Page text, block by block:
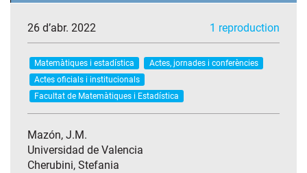
26 d’abr. 2022 1 reproduction
Matemàtiques i estadística
Actes, jornades i conferències
Actes oficials i institucionals
Facultat de Matemàtiques i Estadística
Mazón, J.M.
Universidad de Valencia
Cherubini, Stefania